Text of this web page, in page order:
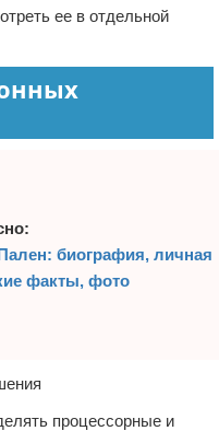
ее в отдельной
биография, личная
факты, фото
процессорные и